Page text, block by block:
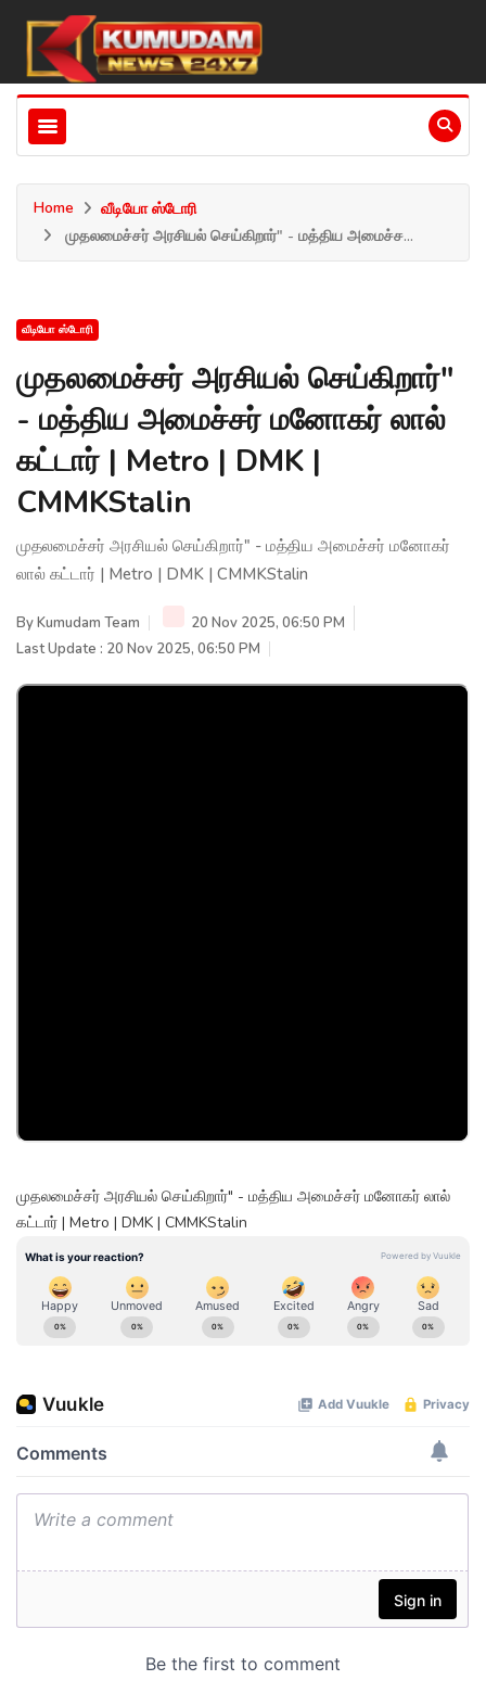
Home
வீடியோ ஸ்டோரி
முதலமைச்சர் அரசியல் செய்கிறார்" - மத்திய அமைச்ச...
வீடியோ ஸ்டோரி
முதலமைச்சர் அரசியல் செய்கிறார்"
- மத்திய அமைச்சர் மனோகர் லால்
கட்டார் | Metro | DMK |
CMMKStalin
முதலமைச்சர் அரசியல் செய்கிறார்" - மத்திய அமைச்சர் மனோகர்
லால் கட்டார் | Metro | DMK | CMMKStalin
ByKumudam Team
20 Nov 2025, 06:50 PM
Last Update : 20 Nov 2025, 06:50 PM
முதலமைச்சர் அரசியல் செய்கிறார்" - மத்திய அமைச்சர் மனோகர் லால்
கட்டார் | Metro | DMK | CMMKStalin